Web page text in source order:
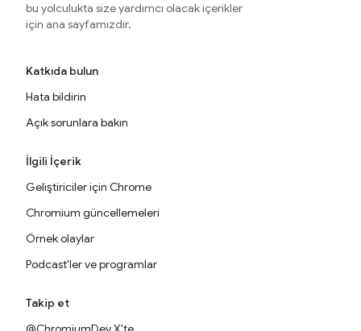
bu yolculukta size yardımcı olacak içerikler
için ana sayfamızdır.
Katkıda bulun
Hata bildirin
Açık sorunlara bakın
İlgili İçerik
Geliştiriciler için Chrome
Chromium güncellemeleri
Örnek olaylar
Podcast'ler ve programlar
Takip et